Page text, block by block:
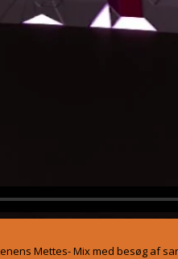
Mettes- Mix med besøg af